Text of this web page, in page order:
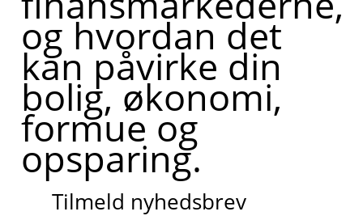
og hvordan det
kan påvirke din
bolig, økonomi,
formue og
opsparing.
Tilmeld nyhedsbrev